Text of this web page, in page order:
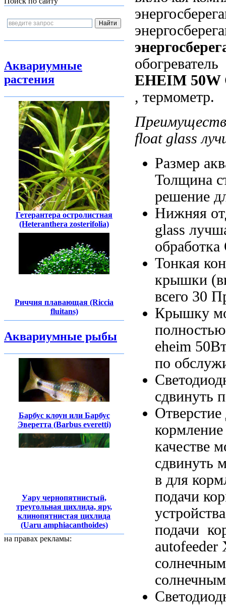
Аквариумные
растения
Гетерантера остролистная
(Heteranthera zosterifolia)
Риччия плавающая (Riccia
fluitans)
Аквариумные рыбы
Барбус клоун или Барбус
Эверетта (Barbus everetti)
Уару чернопятнистый,
треугольная цихлида, яру,
клинопятнистая цихлида
(Uaru amphiacanthoides)
на правах рекламы:
обогреватель
EHEIM 50W
, термометр.
float glass
Размер
Толщина
решение
Нижняя
glass
Тонкая
крышки
всего 30
Крышку
eheim
по
сдвинуть
качестве
сдвинуть
в для
подачи
подачи
autofeeder